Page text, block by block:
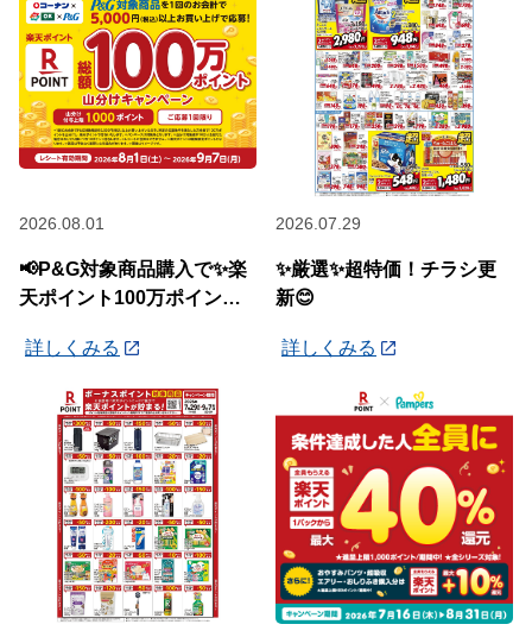
2026.08.01
📢P&G対象商品購入で✨楽
天ポイント100万ポイント
詳しくみる
2026.07.29
✨厳選✨超特価！チラシ更
新😊
詳しくみる